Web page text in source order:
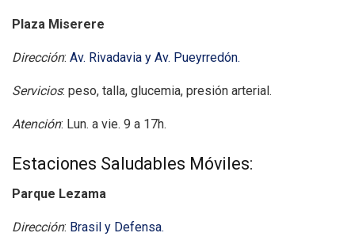
Plaza Miserere
Dirección: Av. Rivadavia y Av. Pueyrredón.
Servicios: peso, talla, glucemia, presión arterial.
Atención: Lun. a vie. 9 a 17h.
Estaciones Saludables Móviles:
Parque Lezama
Dirección: Brasil y Defensa.